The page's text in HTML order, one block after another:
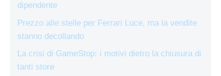
dipendente
Prezzo alle stelle per Ferrari Luce, ma la vendite
stanno decollando
La crisi di GameStop: i motivi dietro la chiusura di
tanti store